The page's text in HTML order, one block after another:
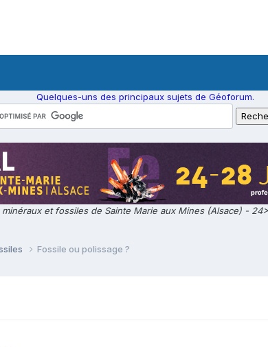
Quelques-uns des principaux sujets de Géoforum.
minéraux et fossiles de Sainte Marie aux Mines (Alsace) -
Fossile ou polissage ?